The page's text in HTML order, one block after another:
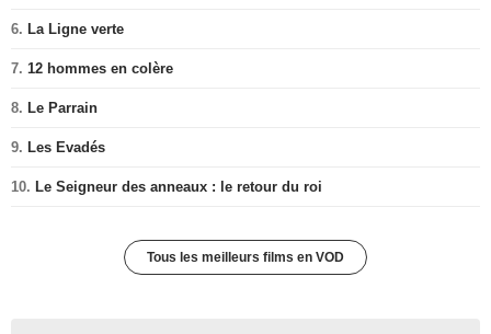
6. La Ligne verte
7. 12 hommes en colère
8. Le Parrain
9. Les Evadés
10. Le Seigneur des anneaux : le retour du roi
Tous les meilleurs films en VOD